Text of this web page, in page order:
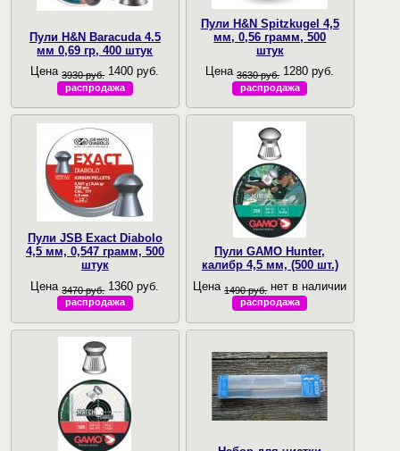
Пули H&N Baracuda 4.5
мм 0,69 гр, 400 штук
Цена3930 руб. 1400 руб.
распродажа
Пули H&N Spitzkugel 4,5
мм, 0,56 грамм, 500
штук
Цена3630 руб. 1280 руб.
распродажа
Пули JSB Exact Diabolo
4,5 мм, 0,547 грамм, 500
штук
Цена3470 руб. 1360 руб.
распродажа
Пули GAMO Hunter,
калибр 4,5 мм, (500 шт.)
Цена 1490 руб. нет в наличии
распродажа